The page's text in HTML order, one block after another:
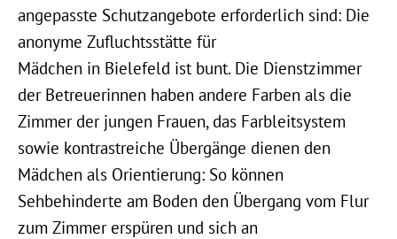
angepasste Schutzangebote erforderlich sind: Die
anonyme Zufluchtsstätte für
Mädchen in Bielefeld ist bunt. Die Dienstzimmer
der Betreuerinnen haben andere Farben als die
Zimmer der jungen Frauen, das Farbleitsystem
sowie kontrastreiche Übergänge dienen den
Mädchen als Orientierung: So können
Sehbehinderte am Boden den Übergang vom Flur
zum Zimmer erspüren und sich an